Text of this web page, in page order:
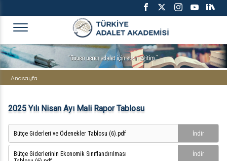
TÜRKİYE ADALET AKADEMİSİ
Anasayfa
2025 Yılı Nisan Ayı Mali Rapor Tablosu
Bütçe Giderleri ve Ödenekler Tablosu (6).pdf İndir
Bütçe Giderlerinin Ekonomik Sınıflandırılması
İndir